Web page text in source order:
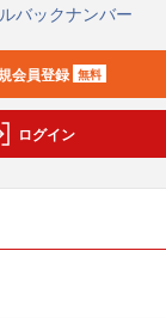
バックナンバー
会員登録 無料
ログイン